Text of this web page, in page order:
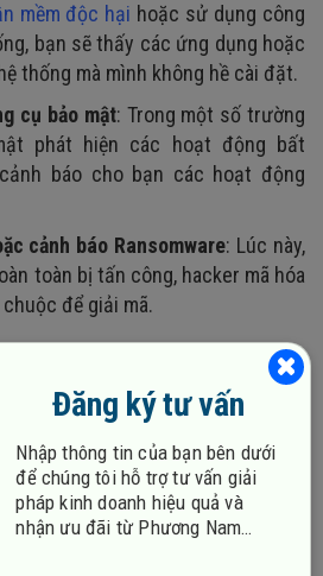
mềm độc hại hoặc sử dụng công
bạn sẽ thấy các ứng dụng hoặc
thống mà mình không hề cài đặt.
cụ bảo mật: Trong một số trường
phát hiện các hoạt động bất
báo cho bạn các hoạt động
cảnh báo Ransomware: Lúc này,
toàn bị tấn công, hacker mã hóa
để giải mã.
Đăng ký tư vấn
Nhập thông tin của bạn bên dưới
để chúng tôi hỗ trợ tư vấn giải
pháp kinh doanh hiệu quả và
nhận ưu đãi từ Phương Nam